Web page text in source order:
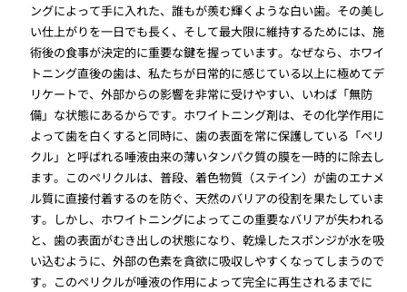
ングによって手に入れた、誰もが羨む輝くような白い歯。その美し
い仕上がりを一日でも長く、そして最大限に維持するためには、施
術後の食事が決定的に重要な鍵を握っています。なぜなら、ホワイ
トニング直後の歯は、私たちが日常的に感じている以上に極めてデ
リケートで、外部からの影響を非常に受けやすい、いわば「無防
備」な状態にあるからです。ホワイトニング剤は、その化学作用に
よって歯を白くすると同時に、歯の表面を常に保護している「ペリ
クル」と呼ばれる唾液由来の薄いタンパク質の膜を一時的に除去し
ます。このペリクルは、普段、着色物質（ステイン）が歯のエナメ
ル質に直接付着するのを防ぐ、天然のバリアの役割を果たしていま
す。しかし、ホワイトニングによってこの重要なバリアが失われる
と、歯の表面がむき出しの状態になり、乾燥したスポンジが水を吸
い込むように、外部の色素を貪欲に吸収しやすくなってしまうので
す。このペリクルが唾液の作用によって完全に再生されるまでに